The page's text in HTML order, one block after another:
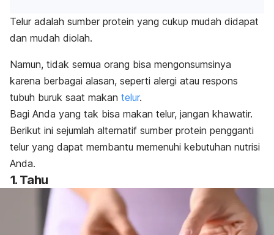
Telur adalah sumber protein yang cukup mudah didapat
dan mudah diolah.
Namun, tidak semua orang bisa mengonsumsinya
karena berbagai alasan, seperti alergi atau respons
tubuh buruk saat makan telur.
Bagi Anda yang tak bisa makan telur, jangan khawatir.
Berikut ini sejumlah alternatif sumber protein pengganti
telur yang dapat membantu memenuhi kebutuhan nutrisi
Anda.
1. Tahu